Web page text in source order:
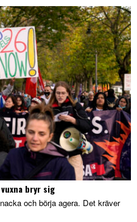
bryr sig
och börja agera. Det kräver